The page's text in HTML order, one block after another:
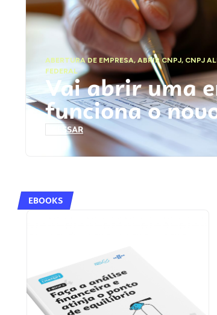
ABERTURA DE EMPRESA,ABRIR CNPJ, CNPJ
FEDERAL
Vai abrir uma
funciona o
ACESSAR
EBOOKS